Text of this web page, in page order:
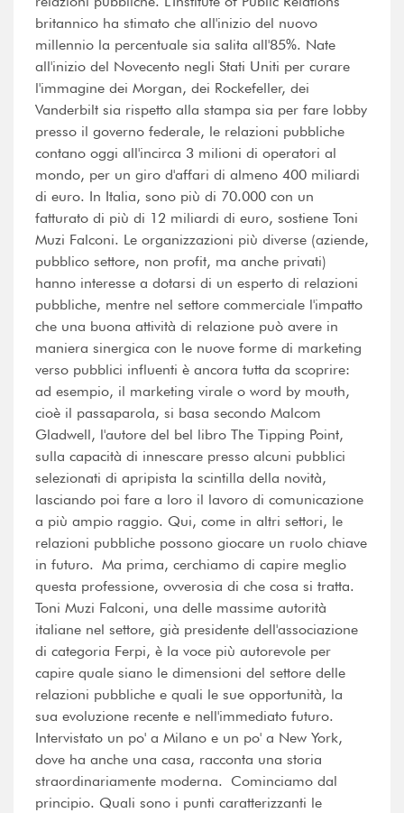
britannico ha stimato che all'inizio del nuovo
millennio la percentuale sia salita all'85%. Nate
all'inizio del Novecento negli Stati Uniti per curare
l'immagine dei Morgan, dei Rockefeller, dei
Vanderbilt sia rispetto alla stampa sia per fare lobby
presso il governo federale, le relazioni pubbliche
contano oggi all'incirca 3 milioni di operatori al
mondo, per un giro d'affari di almeno 400 miliardi
di euro. In Italia, sono più di 70.000 con un
fatturato di più di 12 miliardi di euro, sostiene Toni
Muzi Falconi. Le organizzazioni più diverse (aziende,
pubblico settore, non profit, ma anche privati)
hanno interesse a dotarsi di un esperto di relazioni
pubbliche, mentre nel settore commerciale l'impatto
che una buona attività di relazione può avere in
maniera sinergica con le nuove forme di marketing
verso pubblici influenti è ancora tutta da scoprire:
ad esempio, il marketing virale o word by mouth,
cioè il passaparola, si basa secondo Malcom
Gladwell, l'autore del bel libro The Tipping Point,
sulla capacità di innescare presso alcuni pubblici
selezionati di apripista la scintilla della novità,
lasciando poi fare a loro il lavoro di comunicazione
a più ampio raggio. Qui, come in altri settori, le
relazioni pubbliche possono giocare un ruolo chiave
in futuro. Ma prima, cerchiamo di capire meglio
questa professione, ovverosia di che cosa si tratta.
Toni Muzi Falconi, una delle massime autorità
italiane nel settore, già presidente dell'associazione
di categoria Ferpi, è la voce più autorevole per
capire quale siano le dimensioni del settore delle
relazioni pubbliche e quali le sue opportunità, la
sua evoluzione recente e nell'immediato futuro.
Intervistato un po' a Milano e un po' a New York,
dove ha anche una casa, racconta una storia
straordinariamente moderna. Cominciamo dal
principio. Quali sono i punti caratterizzanti le